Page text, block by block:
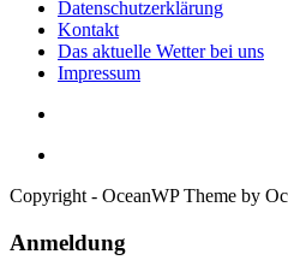
Datenschutzerklärung
Kontakt
Das aktuelle Wetter bei uns
Impressum
Copyright - OceanWP Theme by
Anmeldung